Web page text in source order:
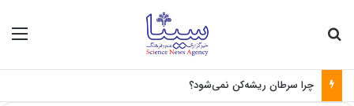
چرا سرطان ریشه‌کن نمی‌شود؟